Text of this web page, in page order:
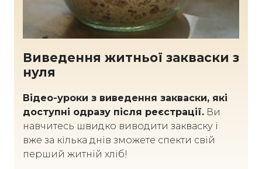
Виведення житньої закваски з
нуля
Відео-уроки з виведення закваски, які
доступні одразу після реєстрації. Ви
навчитесь швидко виводити закваску і
вже за кілька днів зможете спекти свій
перший житній хліб!